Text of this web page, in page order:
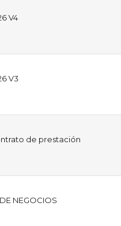
V4
V3
de prestación
NEGOCIOS